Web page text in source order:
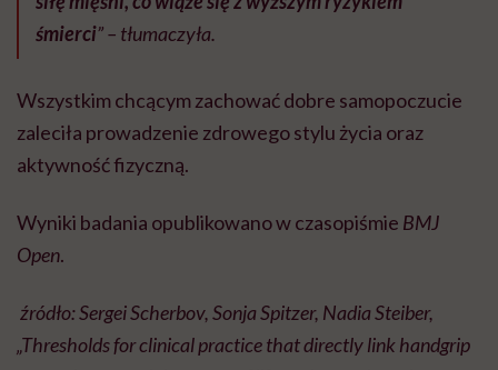
śmierci” – tłumaczyła.
Wszystkim chcącym zachować dobre samopoczucie
zaleciła prowadzenie zdrowego stylu życia oraz
aktywność fizyczną.
Wyniki badania opublikowano w czasopiśmie BMJ
Open.
źródło: Sergei Scherbov, Sonja Spitzer, Nadia Steiber,
„Thresholds for clinical practice that directly link handgrip